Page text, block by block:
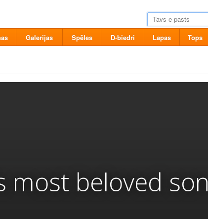
Galerijas Spēles D-biedri Lapas Tops
most beloved son